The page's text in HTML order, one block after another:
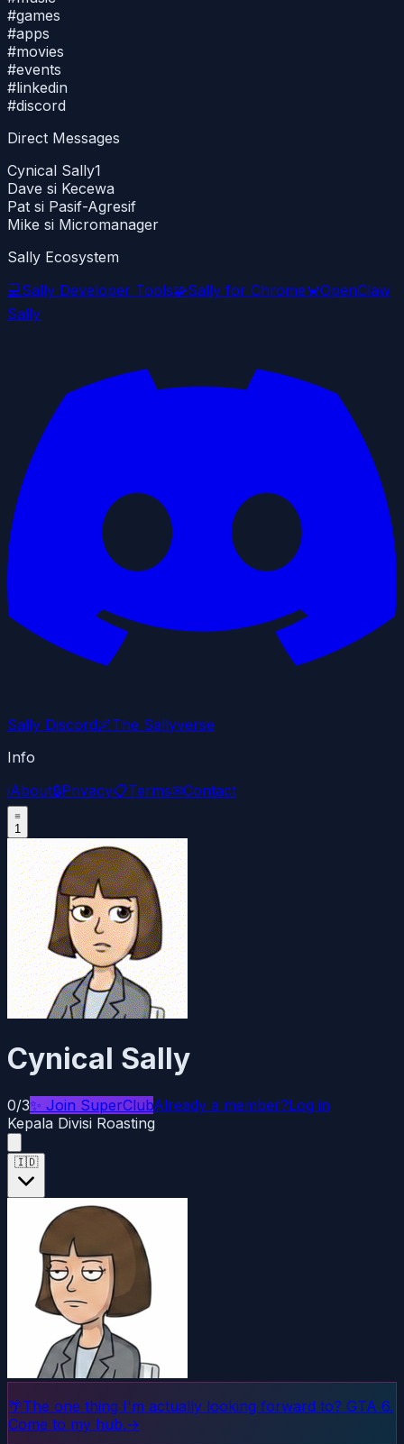
#games
#apps
#movies
#events
#linkedin
#discord
Direct Messages
Cynical Sally1
Dave si Kecewa
Pat si Pasif-Agresif
Mike si Micromanager
Sally Ecosystem
💻Sally Developer Tools🧩Sally for Chrome🦀OpenClaw
Sally
Sally Discord🌌The Sallyverse
Info
iAbout🔒Privacy📋Terms✉Contact
1
Cynical Sally
0/3✨ Join SuperClubAlready a member?Log in
Kepala Divisi Roasting
🇮🇩
🌴The one thing I'm actually looking forward to? GTA 6.
Come to my hub.→